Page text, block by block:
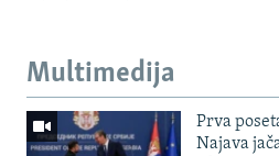
Multimedija
Prva
Najava